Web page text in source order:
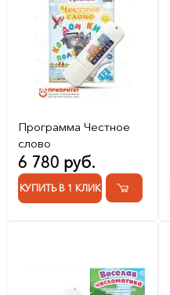
Программа Честное
слово
6 780 руб.
КУПИТЬ В 1 КЛИК